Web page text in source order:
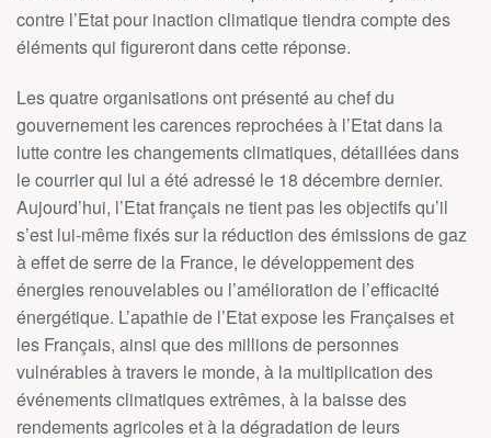
contre l’Etat pour inaction climatique tiendra compte des
éléments qui figureront dans cette réponse.
Les quatre organisations ont présenté au chef du
gouvernement les carences reprochées à l’Etat dans la
lutte contre les changements climatiques, détaillées dans
le courrier qui lui a été adressé le 18 décembre dernier.
Aujourd’hui, l’Etat français ne tient pas les objectifs qu’il
s’est lui-même fixés sur la réduction des émissions de gaz
à effet de serre de la France, le développement des
énergies renouvelables ou l’amélioration de l’efficacité
énergétique. L’apathie de l’Etat expose les Françaises et
les Français, ainsi que des millions de personnes
vulnérables à travers le monde, à la multiplication des
événements climatiques extrêmes, à la baisse des
rendements agricoles et à la dégradation de leurs